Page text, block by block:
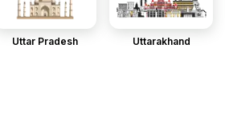
Uttar Pradesh Uttarakhand